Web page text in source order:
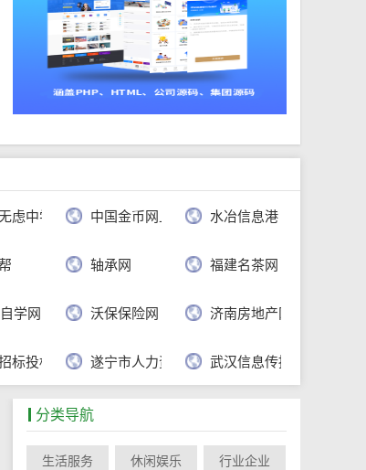
虑中学语文网中国金币网上商城官网水冶信息港
轴承网 福建名茶网
学网 沃保保险网 济南房地产网
标投标公共服务平台遂宁市人力资源和社会保障局武汉信息传播职业技术学
分类导航
生活服务 休闲娱乐 行业企业